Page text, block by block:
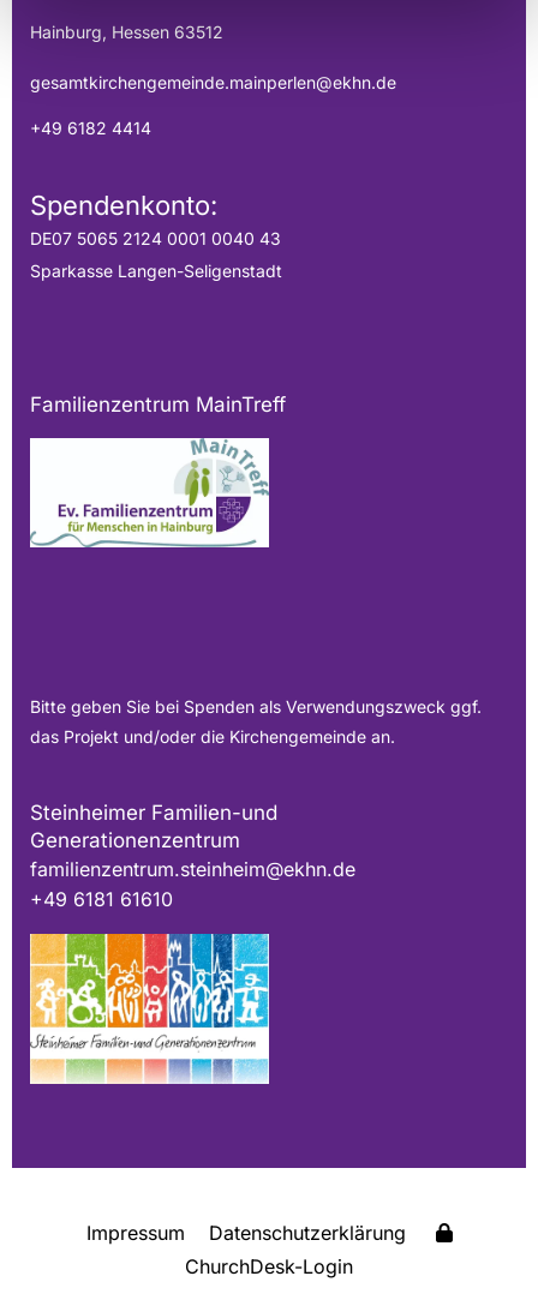
Hainburg, Hessen 63512
gesamtkirchengemeinde.mainperlen@ekhn.de
+49 6182 4414
Spendenkonto:
DE07 5065 2124 0001 0040 43
Sparkasse Langen-Seligenstadt
Familienzentrum MainTreff
Bitte geben Sie bei Spenden als Verwendungszweck ggf.
das Projekt und/oder die Kirchengemeinde an.
Steinheimer Familien-und
Generationenzentrum
familienzentrum.steinheim@ekhn.de
+49 6181 61610
Impressum
Datenschutzerklärung
ChurchDesk-Login